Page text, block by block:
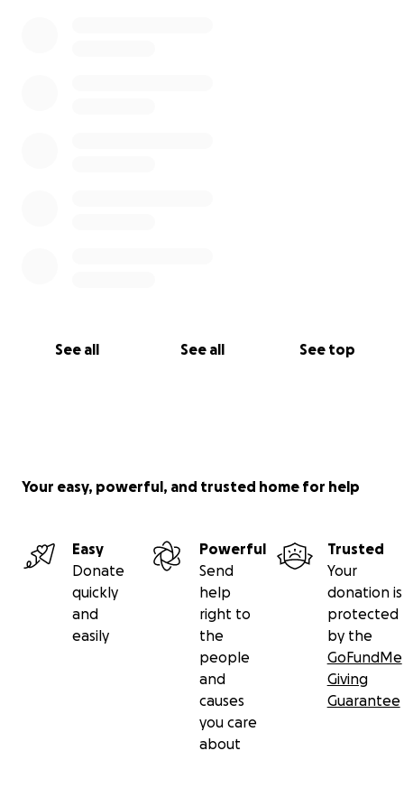
See all See all See top
Your easy, powerful, and trusted home for help
Easy
Donate
quickly
and
easily
Powerful
Send
help
right to
the
people
and
causes
you care
about
Trusted
Your
donation is
protected
by the
GoFundMe
Giving
Guarantee